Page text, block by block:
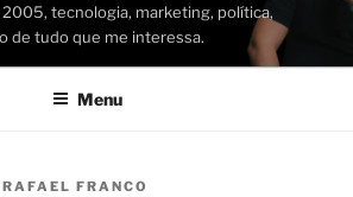
tecnologia, marketing, política,
de tudo que me interessa.
Menu
RAFAEL FRANCO